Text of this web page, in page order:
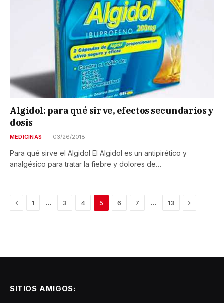
Algidol: para qué sirve, efectos secundarios y
dosis
MEDICINAS 03/26/2018
Para qué sirve el Algidol El Algidol es un antipirético y
analgésico para tratar la fiebre y dolores de…
Previous
1 … 3 4 5 6 7 … 13 Next
SITIOS AMIGOS: